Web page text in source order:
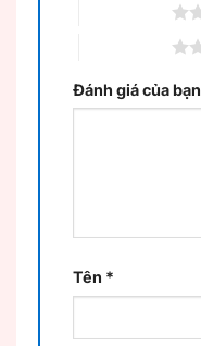
Đánh giá của bạn
Tên *